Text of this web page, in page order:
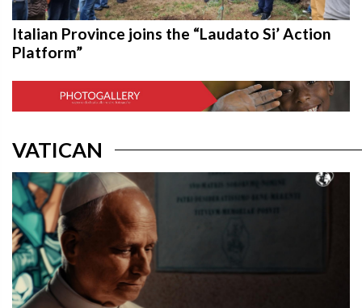
Italian Province joins the “Laudato Si’ Action
Platform”